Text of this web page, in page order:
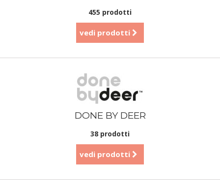
455 prodotti
vedi prodotti
DONE BY DEER
38 prodotti
vedi prodotti